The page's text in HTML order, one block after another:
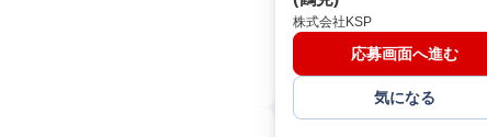
株式会社KSP
応募画面へ進む
気になる